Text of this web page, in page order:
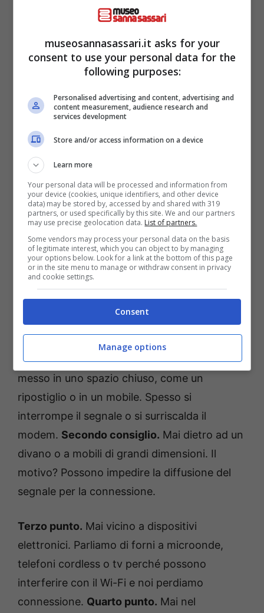
Siamo noi che abbiamo commesso qualche
piccolo errore.Il Wi-Fi è praticamente
presente in tutte le case ma molto spesso
non sappiamo molto bene come gestirlo o
dove posizionare il router. Stando a quello
che dicono gli esperti, il problema più comune
di tutti, che causa lentezza e tanto altro,
dipende da dove lo abbiamo posizionato.
La maggior pare di noi, confessiamolo, crede
che il router non è un bel elemento da
vedere in casa
e per questo motivo lo
nasconde oppure lo mette vicino a delle
barriere fisiche o con oggetti che emettono
onde elettromagnetiche importanti.Ecco per
dove lo hai posizionato.
Iniziamo con il primo.Non andrebbe mai
messo in uno spazio chiuso, come un
ripostiglio o in un mobile. Spesso si
interrompe il segnale o si surriscalda il
modem. Secondo consiglio. Mai dietro ad un
divano o a mobili di grandi dimensioni. Il
motivo? Possono impedire la diffusione del
segnale per la connessione.
Terzo punto. Mai vicino a dispositivi
elettronici. Parliamo di forni a microonde,
telefoni cordless o tv perché possono
interferire con il Wi-Fi e noi perdiamo
connessione. Quarto punto. Mai nel
museosannasassari.it asks for your
consent to use your personal data for the
following purposes:
Personalised advertising and content, advertising and
content measurement, audience research and
services development
Store and/or access information on a device
Learn more
Your personal data will be processed and information from
your device (cookies, unique identifiers, and other device
data) may be stored by, accessed by and shared with 319
partners, or used specifically by this site. We and our partners
may use precise geolocation data. List of partners.
Some vendors may process your personal data on the basis
of legitimate interest, which you can object to by managing
your options below. Look for a link at the bottom of this page
or in the site menu to manage or withdraw consent in privacy
and cookie settings.
Consent
Manage options